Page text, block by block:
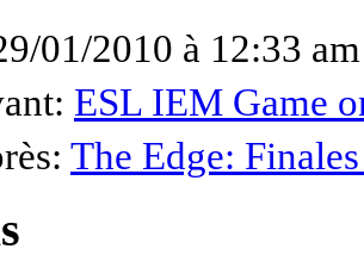
01/2010 à 12:33
ESL IEM Game
The Edge: